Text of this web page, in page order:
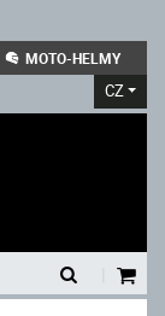
MOTO-HELMY
CZ